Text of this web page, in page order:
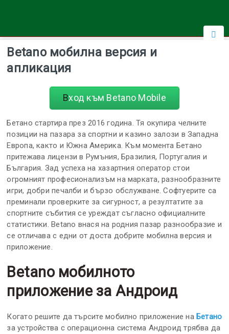
Betano мобилна версия и
апликация
Вход към Betano Mobile
Бетано стартира през 2016 година. Тя окупира челните
позиции на пазара за спортни и казино залози в Западна
Европа, както и Южна Америка. Към момента Бетано
притежава лицензи в Румъния, Бразилия, Португалия и
България. Зад успеха на хазартния оператор стои
огромният професионализъм на марката, разнообразните
игри, добри печалби и бързо обслужване. Софтуерите са
преминали проверките за сигурност, а резултатите за
спортните събития се уреждат съгласно официалните
статистики. Betano внася на родния пазар разнообразие и
се отличава с едни от доста добрите мобилна версия и
приложение.
Betano мобилното
приложение за Андроид
Когато решите да търсите мобилно приложение наБетано
за устройства с операционна система Андроид трябва да